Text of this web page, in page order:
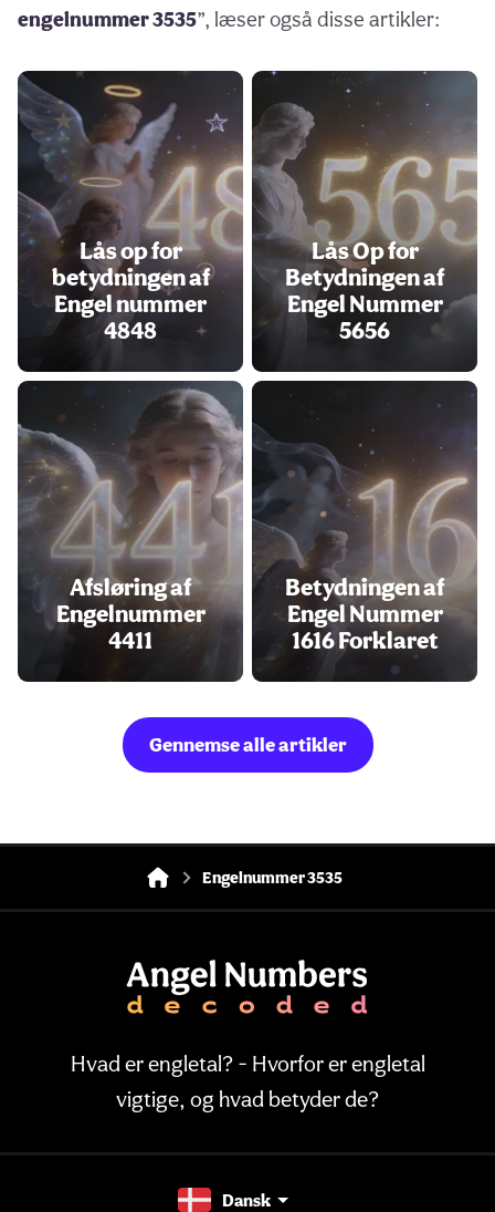
engelnummer 3535”, læser også disse artikler:
Lås op for
betydningen af
Engel nummer
4848
Lås Op for
Betydningen af
Engel Nummer
5656
Afsløring af
Engelnummer
4411
Betydningen af
Engel Nummer
1616 Forklaret
Gennemse alle artikler
Engelnummer 3535
Hvad er engletal? - Hvorfor er engletal
vigtige, og hvad betyder de?
Dansk